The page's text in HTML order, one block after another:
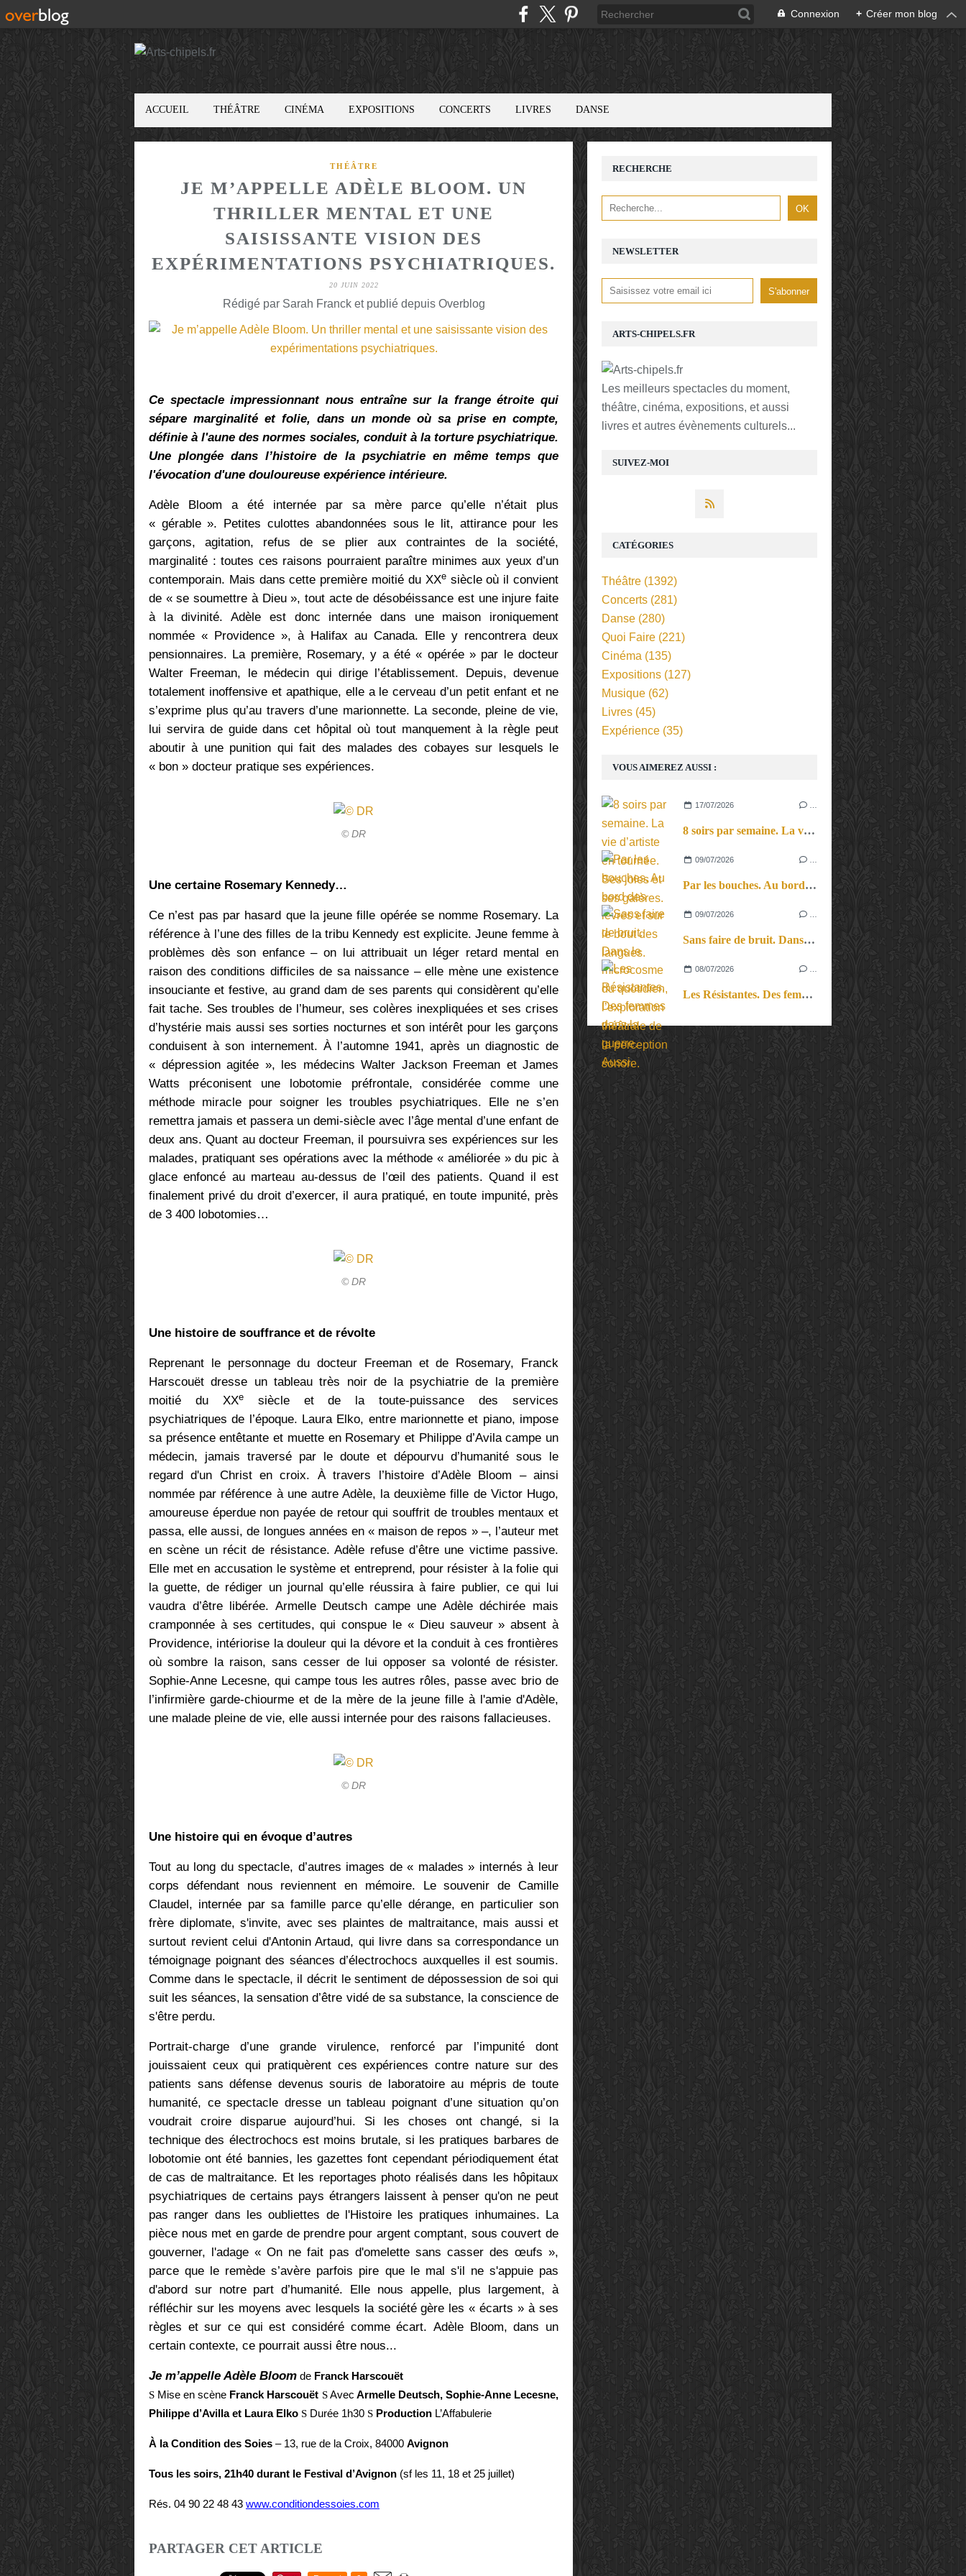
Connexion + Créer mon blog
ACCUEIL THÉÂTRE CINÉMA EXPOSITIONS CONCERTS LIVRES DANSE
THÉÂTRE
JE M’APPELLE ADÈLE BLOOM. UN
THRILLER MENTAL ET UNE
SAISISSANTE VISION DES
EXPÉRIMENTATIONS PSYCHIATRIQUES.
20 JUIN 2022
Rédigé par Sarah Franck et publié depuis Overblog
Ce spectacle impressionnant nous entraîne sur la frange étroite qui
sépare marginalité et folie, dans un monde où sa prise en compte,
définie à l'aune des normes sociales, conduit à la torture psychiatrique.
Une plongée dans l’histoire de la psychiatrie en même temps que
l'évocation d'une douloureuse expérience intérieure.
Adèle Bloom a été internée par sa mère parce qu’elle n’était plus
« gérable ». Petites culottes abandonnées sous le lit, attirance pour les
garçons, agitation, refus de se plier aux contraintes de la société,
marginalité : toutes ces raisons pourraient paraître minimes aux yeux d’un
contemporain. Mais dans cette première moitié du XXesiècle où il convient
de « se soumettre à Dieu », tout acte de désobéissance est une injure faite
à la divinité. Adèle est donc internée dans une maison ironiquement
nommée « Providence », à Halifax au Canada. Elle y rencontrera deux
pensionnaires. La première, Rosemary, y a été « opérée » par le docteur
Walter Freeman, le médecin qui dirige l’établissement. Depuis, devenue
totalement inoffensive et apathique, elle a le cerveau d’un petit enfant et ne
s’exprime plus qu’au travers d’une marionnette. La seconde, pleine de vie,
lui servira de guide dans cet hôpital où tout manquement à la règle peut
aboutir à une punition qui fait des malades des cobayes sur lesquels le
« bon » docteur pratique ses expériences.
© DR
Une certaine Rosemary Kennedy…
Ce n’est pas par hasard que la jeune fille opérée se nomme Rosemary. La
référence à l’une des filles de la tribu Kennedy est explicite. Jeune femme à
problèmes dès son enfance – on lui attribuait un léger retard mental en
raison des conditions difficiles de sa naissance – elle mène une existence
insouciante et festive, au grand dam de ses parents qui considèrent qu’elle
fait tache. Ses troubles de l’humeur, ses colères inexpliquées et ses crises
d’hystérie mais aussi ses sorties nocturnes et son intérêt pour les garçons
conduisent à son internement. À l’automne 1941, après un diagnostic de
« dépression agitée », les médecins Walter Jackson Freeman et James
Watts préconisent une lobotomie préfrontale, considérée comme une
méthode miracle pour soigner les troubles psychiatriques. Elle ne s’en
remettra jamais et passera un demi-siècle avec l’âge mental d’une enfant de
deux ans. Quant au docteur Freeman, il poursuivra ses expériences sur les
malades, pratiquant ses opérations avec la méthode « améliorée » du pic à
glace enfoncé au marteau au-dessus de l’œil des patients. Quand il est
finalement privé du droit d’exercer, il aura pratiqué, en toute impunité, près
de 3 400 lobotomies…
© DR
Une histoire de souffrance et de révolte
Reprenant le personnage du docteur Freeman et de Rosemary, Franck
Harscouët dresse un tableau très noir de la psychiatrie de la première
moitié du XXesiècle et de la toute-puissance des services
psychiatriques de l’époque. Laura Elko, entre marionnette et piano, impose
sa présence entêtante et muette en Rosemary et Philippe d’Avila campe un
médecin, jamais traversé par le doute et dépourvu d’humanité sous le
regard d'un Christ en croix. À travers l’histoire d’Adèle Bloom – ainsi
nommée par référence à une autre Adèle, la deuxième fille de Victor Hugo,
amoureuse éperdue non payée de retour qui souffrit de troubles mentaux et
passa, elle aussi, de longues années en « maison de repos » –, l’auteur met
en scène un récit de résistance. Adèle refuse d’être une victime passive.
Elle met en accusation le système et entreprend, pour résister à la folie qui
la guette, de rédiger un journal qu’elle réussira à faire publier, ce qui lui
vaudra d’être libérée. Armelle Deutsch campe une Adèle déchirée mais
cramponnée à ses certitudes, qui conspue le « Dieu sauveur » absent à
Providence, intériorise la douleur qui la dévore et la conduit à ces frontières
où sombre la raison, sans cesser de lui opposer sa volonté de résister.
Sophie-Anne Lecesne, qui campe tous les autres rôles, passe avec brio de
l’infirmière garde-chiourme et de la mère de la jeune fille à l'amie d'Adèle,
une malade pleine de vie, elle aussi internée pour des raisons fallacieuses.
© DR
Une histoire qui en évoque d’autres
Tout au long du spectacle, d’autres images de « malades » internés à leur
corps défendant nous reviennent en mémoire. Le souvenir de Camille
Claudel, internée par sa famille parce qu’elle dérange, en particulier son
frère diplomate, s'invite, avec ses plaintes de maltraitance, mais aussi et
surtout revient celui d'Antonin Artaud, qui livre dans sa correspondance un
témoignage poignant des séances d’électrochocs auxquelles il est soumis.
Comme dans le spectacle, il décrit le sentiment de dépossession de soi qui
suit les séances, la sensation d’être vidé de sa substance, la conscience de
s'être perdu.
Portrait-charge d’une grande virulence, renforcé par l’impunité dont
jouissaient ceux qui pratiquèrent ces expériences contre nature sur des
patients sans défense devenus souris de laboratoire au mépris de toute
humanité, ce spectacle dresse un tableau poignant d’une situation qu’on
voudrait croire disparue aujourd’hui. Si les choses ont changé, si la
technique des électrochocs est moins brutale, si les pratiques barbares de
lobotomie ont été bannies, les gazettes font cependant périodiquement état
de cas de maltraitance. Et les reportages photo réalisés dans les hôpitaux
psychiatriques de certains pays étrangers laissent à penser qu'on ne peut
pas ranger dans les oubliettes de l'Histoire les pratiques inhumaines. La
pièce nous met en garde de prendre pour argent comptant, sous couvert de
gouverner, l'adage « On ne fait pas d'omelette sans casser des œufs »,
parce que le remède s’avère parfois pire que le mal s'il ne s'appuie pas
d'abord sur notre part d’humanité. Elle nous appelle, plus largement, à
réfléchir sur les moyens avec lesquels la société gère les « écarts » à ses
règles et sur ce qui est considéré comme écart. Adèle Bloom, dans un
certain contexte, ce pourrait aussi être nous...
Je m’appelle Adèle Bloom de Franck Harscouët
S Mise en scène Franck Harscouët SAvec Armelle Deutsch, Sophie-Anne Lecesne,
Philippe d’Avilla et Laura Elko S Durée 1h30 S Production L’Affabulerie
À la Condition des Soies – 13, rue de la Croix, 84000 Avignon
Tous les soirs, 21h40 durant le Festival d’Avignon (sf les 11, 18 et 25 juillet)
Rés. 04 90 22 48 43 www.conditiondessoies.com
PARTAGER CET ARTICLE
NEWSLETTER
SUIVEZ-MOI
RECHERCHE
ARTS-CHIPELS.FR
Les meilleurs spectacles du moment,
théâtre, cinéma, expositions, et aussi
livres et autres évènements culturels...
VOUS AIMEREZ AUSSI :
17/07/2026
8 soirs par semaine. La vie d’artiste en tournée. Ses joies et ses galères.
09/07/2026
Par les bouches. Au bord des lèvres et sur le bout des langues.
09/07/2026
Sans faire de bruit. Dans le microcosme du quotidien, l’exploration théâtrale de la perception sonore.
08/07/2026
Les Résistantes. Des femmes dans la guerre. Aussi.
CATÉGORIES
Théâtre (1392)
Concerts (281)
Danse (280)
Quoi Faire (221)
Cinéma (135)
Expositions (127)
Musique (62)
Livres (45)
Expérience (35)